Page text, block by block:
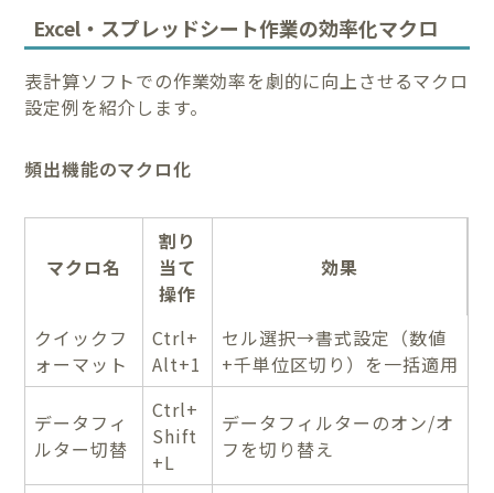
Excel・スプレッドシート作業の効率化マクロ
表計算ソフトでの作業効率を劇的に向上させるマクロ
設定例を紹介します。
頻出機能のマクロ化
マクロ名
割り
当て
操作
効果
クイックフ
ォーマット
Ctrl+
Alt+1
セル選択→書式設定（数値
+千単位区切り）を一括適用
データフィ
ルター切替
Ctrl+
Shift
+L
データフィルターのオン/オ
フを切り替え